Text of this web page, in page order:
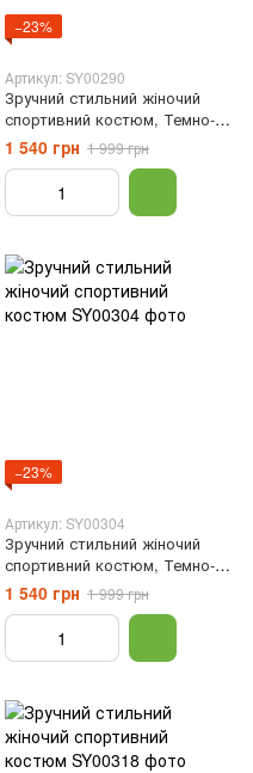
−23%
Артикул: SY00290
Зручний стильний жіночий
спортивний костюм, Темно-
синій, XS
1 540 грн 1 999 грн
−23%
Артикул: SY00304
Зручний стильний жіночий
спортивний костюм, Темно-
сірий, XS
1 540 грн 1 999 грн